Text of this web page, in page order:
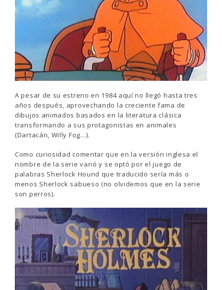
A pesar de su estreno en 1984 aquí no llegó hasta tres
años después, aprovechando la creciente fama de
dibujos animados basados en la literatura clásica
transformando a sus protagonistas en animales
(Dartacán, Willy Fog…).
Como curiosidad comentar que en la versión inglesa el
nombre de la serie varió y se optó por el juego de
palabras Sherlock Hound que traducido sería más o
menos Sherlock sabueso (no olvidemos que en la serie
son perros).